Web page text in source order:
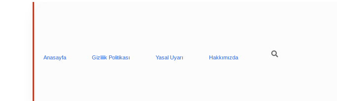
Anasayfa Gizlilik Politikası Yasal Uyarı Hakkımızda